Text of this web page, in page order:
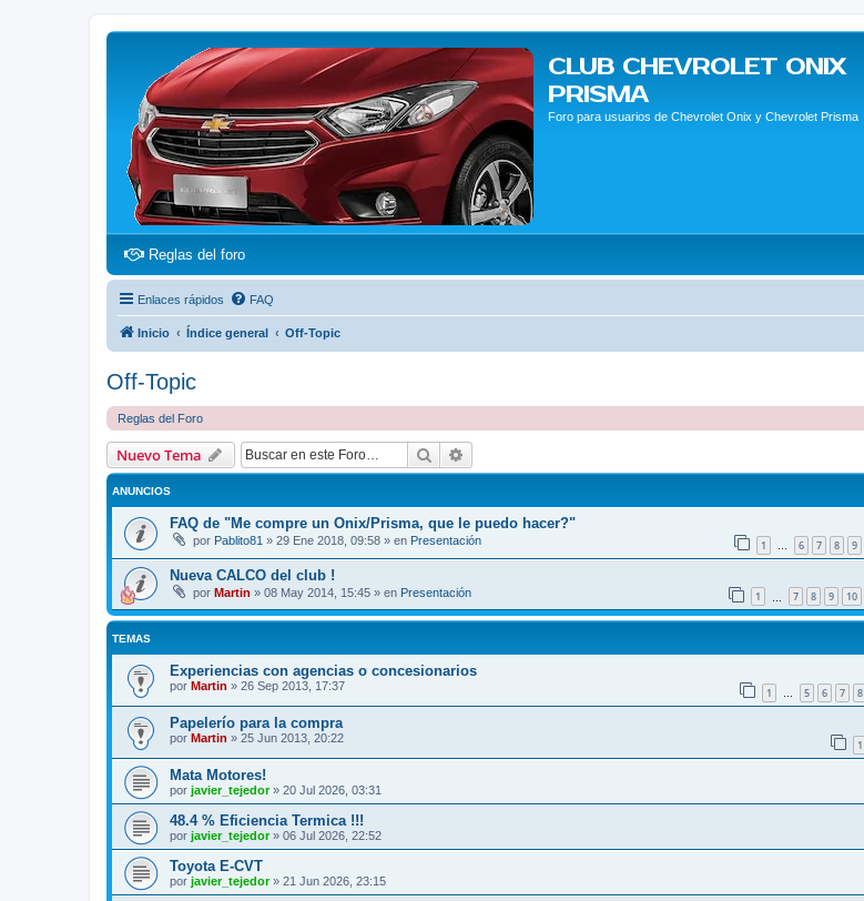
CLUB CHEVROLET ONIX
PRISMA
Foro para usuarios de Chevrolet Onix y Chevrolet Prisma
Reglas del foro(Opens a new tab)
Enlaces rápidos FAQ
Inicio Índice general Off-Topic
Off-Topic
Reglas del Foro
Nuevo Tema Buscar
ANUNCIOS
FAQ de "Me compre un Onix/Prisma, que le puedo hacer?"
por Pablito81 » 29 Ene 2018, 09:58 » en Presentación 1 … 6 7 8 9
Nueva CALCO del club !
por Martin » 08 May 2014, 15:45 » en Presentación 1 7 8 9 10
TEMAS
Experiencias con agencias o concesionarios
por Martin » 26 Sep 2013, 17:37 1 … 5 6 7 8
Papelerío para la compra
por Martin » 25 Jun 2013, 20:22 1
Mata Motores!
por javier_tejedor» 20 Jul 2026, 03:31
48.4 % Eficiencia Termica !!!
por javier_tejedor» 06 Jul 2026, 22:52
Toyota E-CVT
por javier_tejedor» 21 Jun 2026, 23:15